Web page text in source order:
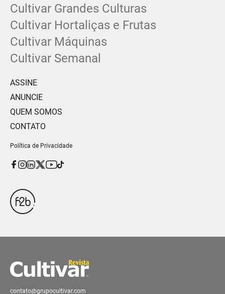
Cultivar Grandes Culturas
Cultivar Hortaliças e Frutas
Cultivar Máquinas
Cultivar Semanal
ASSINE
ANUNCIE
QUEM SOMOS
CONTATO
Política de Privacidade
contato@grupocultivar.com